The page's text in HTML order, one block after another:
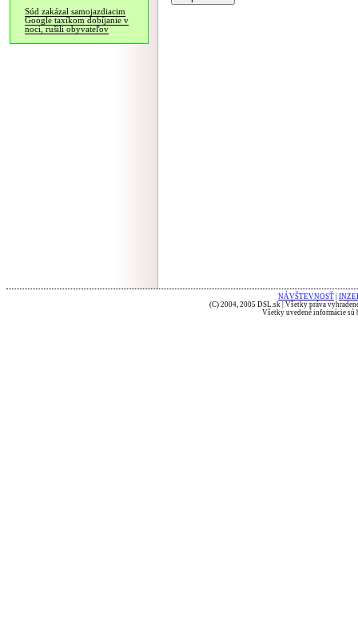
Súd zakázal samojazdiacim
Google taxíkom dobíjanie v
noci, rušili obyvateľov
NÁVŠTEVNOSŤ
(C) 2004, 2005 DSL.sk | Všetky práva
Všetky uvedené informácie sú